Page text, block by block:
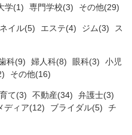
学(1) 専門学校(3) その他(29)
ネイル(5) エステ(4) ジム(3)
ス
科(9) 婦人科(8) 眼科(3)
小児
その他(16)
て(3) 不動産(34)
弁護士(3)
ディア(12) ブライダル(5)
チ